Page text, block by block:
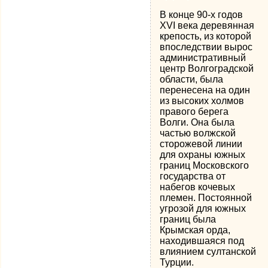
В конце 90-х годов
XVI века деревянная
крепость, из которой
впоследствии вырос
административный
центр Волгоградской
области, была
перенесена на один
из высоких холмов
правого берега
Волги. Она была
частью волжской
сторожевой линии
для охраны южных
границ Московского
государства от
набегов кочевых
племен. Постоянной
угрозой для южных
границ была
Крымская орда,
находившаяся под
влиянием султанской
Турции.